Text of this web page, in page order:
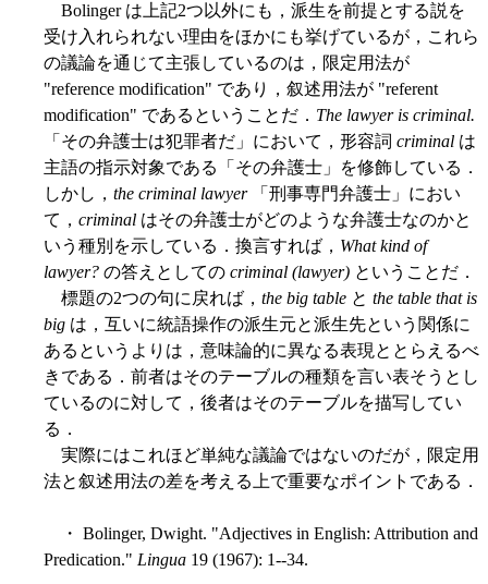
Bolinger は上記2つ以外にも，派生を前提とする説を
受け入れられない理由をほかにも挙げているが，これら
の議論を通じて主張しているのは，限定用法が
"reference modification" であり，叙述用法が "referent
modification" であるということだ． The lawyer is criminal.
「その弁護士は犯罪者だ」において，形容詞 criminal は
主語の指示対象である「その弁護士」を修飾している．
しかし， the criminal lawyer「刑事専門弁護士」におい
て， criminal はその弁護士がどのような弁護士なのかと
いう種別を示している．換言すれば， What kind of
lawyer? の答えとしての criminal (lawyer) ということだ．
標題の2つの句に戻れば， the big table と the table that is
big は，互いに統語操作の派生元と派生先という関係に
あるというよりは，意味論的に異なる表現ととらえるべ
きである．前者はそのテーブルの種類を言い表そうとし
ているのに対して，後者はそのテーブルを描写してい
る．
実際にはこれほど単純な議論ではないのだが，限定用
法と叙述用法の差を考える上で重要なポイントである．
・ Bolinger, Dwight. "Adjectives in English: Attribution and
Predication." Lingua 19 (1967): 1--34.